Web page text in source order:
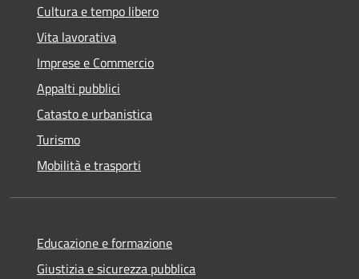
Cultura e tempo libero
Vita lavorativa
Imprese e Commercio
Appalti pubblici
Catasto e urbanistica
Turismo
Mobilità e trasporti
Educazione e formazione
Giustizia e sicurezza pubblica